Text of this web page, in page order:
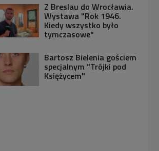
Z Breslau do Wrocławia.
Wystawa "Rok 1946.
Kiedy wszystko było
tymczasowe"
Bartosz Bielenia gościem
specjalnym "Trójki pod
Księżycem"